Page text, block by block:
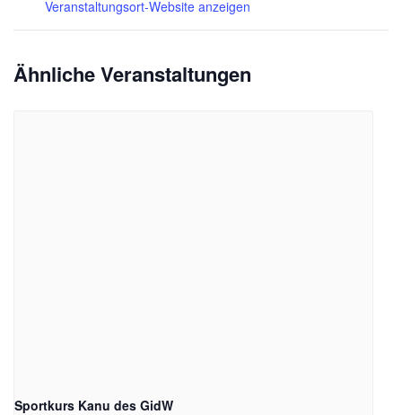
Veranstaltungsort-Website anzeigen
Ähnliche Veranstaltungen
Sportkurs Kanu des GidW